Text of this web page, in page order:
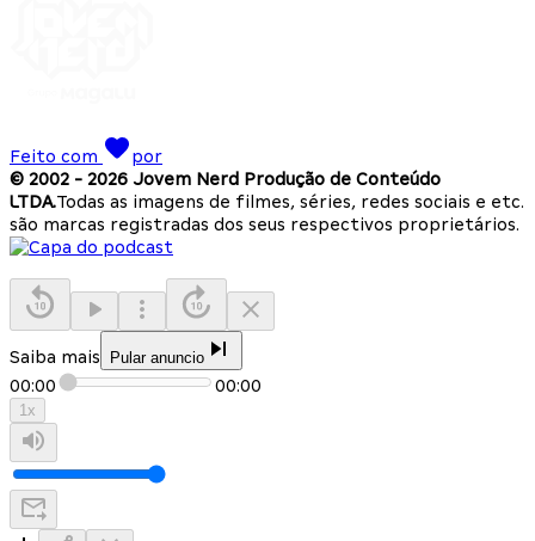
Feito com
por
© 2002 - 2026 Jovem Nerd Produção de Conteúdo
LTDA.Todas as imagens de filmes, séries, redes sociais e etc.
são marcas registradas dos seus respectivos proprietários.
Saiba mais Pular anuncio
00:00 00:00
1x